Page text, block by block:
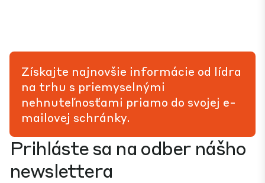
Prihláste sa na odber nášho
newslettera
Získajte najnovšie informácie od lídra
na trhu s priemyselnými
nehnuteľnosťami priamo do svojej e-
mailovej schránky.